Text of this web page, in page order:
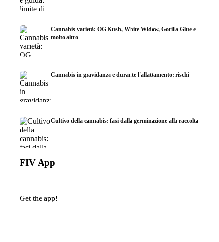
Cannabis varietà: OG Kush, White Widow, Gorilla Glue e
molto altro
Cannabis in gravidanza e durante l'allattamento: rischi
Cultivo della cannabis: fasi dalla germinazione alla raccolta
FIV App
Get the app!